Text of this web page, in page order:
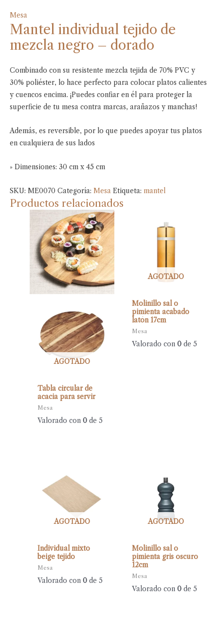
Mesa
Mantel individual tejido de
mezcla negro – dorado
Combinado con su resistente mezcla tejida de 70% PVC y
30% poliéster, lo hace perfecto para colocar platos calientes
y cuencos encima. ¡Puedes confiar en él para proteger la
superficie de tu mesa contra marcas, arañazos y manchas!
Además, es reversible, por lo que puedes apoyar tus platos
en cualquiera de sus lados
» Dimensiones: 30 cm x 45 cm
SKU: ME0070 Categoría: Mesa Etiqueta: mantel
Productos relacionados
AGOTADO
Tabla circular de
acacia para servir
Mesa
Valorado con0 de 5
AGOTADO
Molinillo sal o
pimienta acabado
latón 17cm
Mesa
Valorado con 0de 5
AGOTADO
Individual mixto
beige tejido
Mesa
Valorado con0 de 5
AGOTADO
Molinillo sal o
pimienta gris oscuro
12cm
Mesa
Valorado con 0de 5